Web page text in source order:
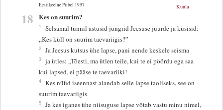
Eestikeelne Piibel 1997
18
Kuula
Kes on suurim?
1
Selsamal tunnil astusid jüngrid Jeesuse juurde ja küsisid:
„Kes küll on suurim taevariigis?”
2 Ja Jeesus kutsus ühe lapse, pani nende keskele seisma
3 ja ütles: „Tõesti, ma ütlen teile, kui te ei pöördu ega saa
kui lapsed, ei pääse te taevariiki!
4 Kes nüüd iseennast alandab selle lapse taoliseks, see on
suurim taevariigis.
5 Ja kes iganes ühe niisuguse lapse võtab vastu minu nimel,